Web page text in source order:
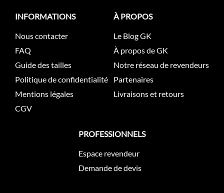
INFORMATIONS
Nous contacter
FAQ
Guide des tailles
Politique de confidentialité
Mentions légales
CGV
À PROPOS
Le Blog GK
À propos de GK
Notre réseau de revendeurs
Partenaires
Livraisons et retours
PROFESSIONNELS
Espace revendeur
Demande de devis